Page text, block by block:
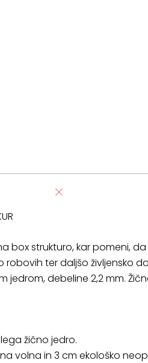
box strukturo, kar pomeni,
ter daljšo življensko
jedrom, debeline 2,2 mm.
žično jedro.
volna in 3 cm ekološko